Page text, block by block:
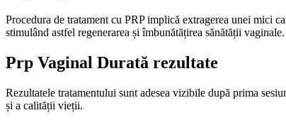
Procedura de tratament cu PRP implică extragerea unei mici
stimulând astfel regenerarea și îmbunătățirea sănătății vaginale.
Prp Vaginal Durată rezultate
Rezultatele tratamentului sunt adesea vizibile după prima
și a calității vieții.